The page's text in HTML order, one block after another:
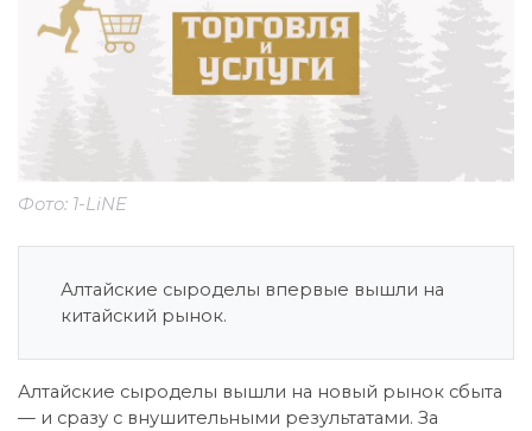
Фото: 1-LiNE
Алтайские сыроделы впервые вышли на
китайский рынок.
Алтайские сыроделы вышли на новый рынок сбыта
— и сразу с внушительными результатами. За